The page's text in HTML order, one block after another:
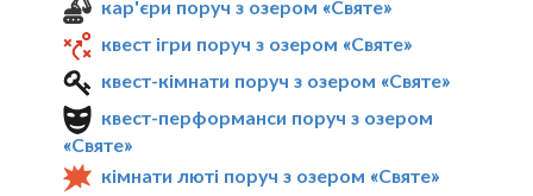
кар'єри поруч з озером «Святе»
квест ігри поруч з озером «Святе»
квест-кімнати поруч з озером «Святе»
квест-перформанси поруч з озером
«Святе»
кімнати люті поруч з озером «Святе»